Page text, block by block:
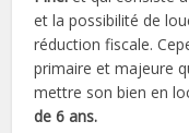
et la possibilité de
réduction fiscale.
primaire et majeure
mettre son bien en
de 6 ans.